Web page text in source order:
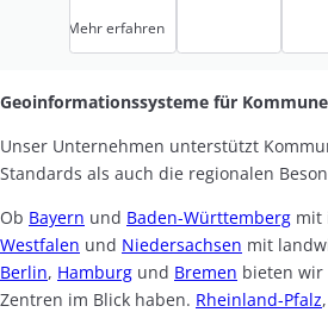
Mehr erfahren
Geoinformationssysteme für
Unser Unternehmen unterstützt
Standards als auch die regionalen
Ob Bayern und Baden-Württemberg mit
Westfalen und Niedersachsen mit
Berlin, Hamburg und Bremen bieten
Zentren im Blick haben. Rheinland-Pfalz